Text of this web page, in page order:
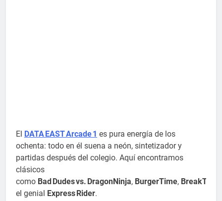
El DATA EAST Arcade 1 es pura energía de los
ochenta: todo en él suena a neón, sintetizador y
partidas después del colegio. Aquí encontramos
clásicos
como Bad Dudes vs. DragonNinja, BurgerTime, BreakThru
el genial
Express Rider.